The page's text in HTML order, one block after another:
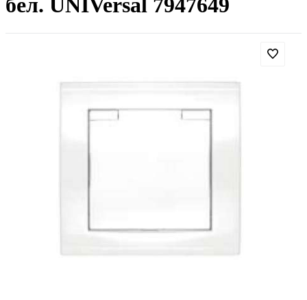
бел. UNIVersal 7947649